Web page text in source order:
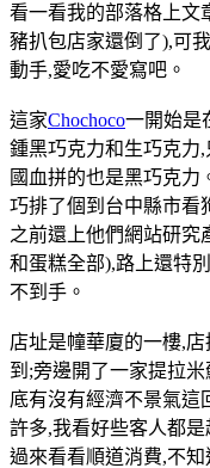
看一看我的部落格上文
豬扒包店家還倒了),可
動手,愛吃不愛寫吧。
這家Chochoco一開始是
鍾黑巧克力和生巧克力
國血拼的也是黑巧克力
巧排了個到台中縣市看
之前還上他們網站研究
和蛋糕全部),路上還特
不到手。
店址是幢華廈的一樓,
到;旁邊開了一家提拉
底有沒有經濟不景氣這
許多,我看好些客人都
過來看看順道消費,不